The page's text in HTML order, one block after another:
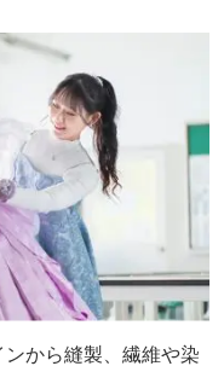
から縫製、繊維や染